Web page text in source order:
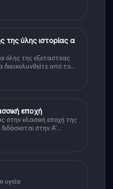
της ύλης ιστορίας α
όλης της εξεταστέας
διευκολυνθείτε από το
εποχή
στην κλασική εποχή της
στην Α'
υγεία